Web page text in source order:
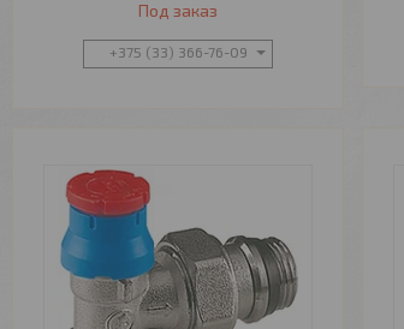
Под заказ
+375 (33) 366-76-09